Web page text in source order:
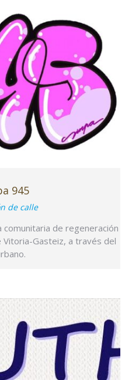
945
de calle
de regeneración
Gasteiz, a través del